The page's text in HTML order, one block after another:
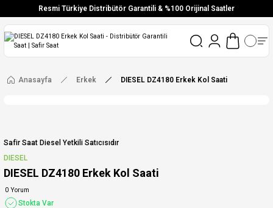
Resmi Türkiye Distribütör Garantili & %100 Orijinal Saatler
Vade Farksız 6 Taksit
Ücretsiz Kargo
Anasayfa Erkek DIESEL DZ4180 Erkek Kol Saati
Safir Saat Diesel Yetkili Satıcısıdır
DIESEL
DIESEL DZ4180 Erkek Kol Saati
0 Yorum
Stokta Var